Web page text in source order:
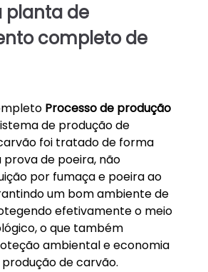
planta de
completo de
Processo de produção
de produção de
foi tratado de forma
de poeira, não
por fumaça e poeira ao
um bom ambiente de
efetivamente o meio
o que também
ambiental e economia
de carvão.